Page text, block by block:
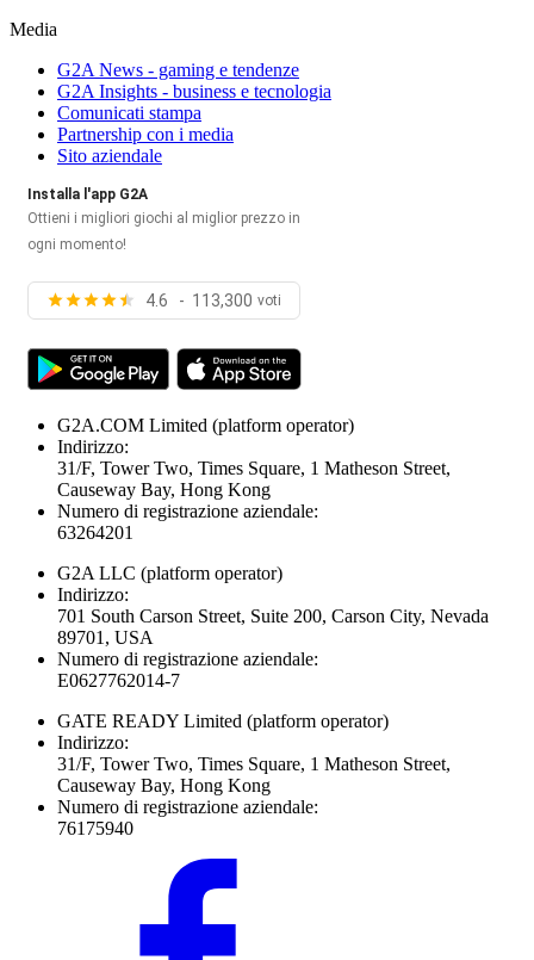
Media
G2A News - gaming e tendenze
G2A Insights - business e tecnologia
Comunicati stampa
Partnership con i media
Sito aziendale
Installa l'app G2A
Ottieni i migliori giochi al miglior prezzo in
ogni momento!
4.6 - 113,300 voti
G2A.COM Limited (platform operator)
Indirizzo:
31/F, Tower Two, Times Square, 1 Matheson Street,
Causeway Bay, Hong Kong
Numero di registrazione aziendale:
63264201
G2A LLC (platform operator)
Indirizzo:
701 South Carson Street, Suite 200, Carson City, Nevada
89701, USA
Numero di registrazione aziendale:
E0627762014-7
GATE READY Limited (platform operator)
Indirizzo:
31/F, Tower Two, Times Square, 1 Matheson Street,
Causeway Bay, Hong Kong
Numero di registrazione aziendale:
76175940